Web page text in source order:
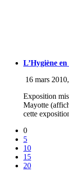
L’Hygiène
16 mars 2010,
Exposition
Mayotte
cette
0
5
10
15
20